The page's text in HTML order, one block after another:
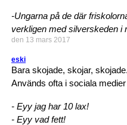
-Ungarna på de där
verkligen med silverskeden i
den 13 mars 2017
eski
Bara skojade, skojar,
Används ofta i sociala medier
- Eyy jag har 10 lax!
- Eyy vad fett!